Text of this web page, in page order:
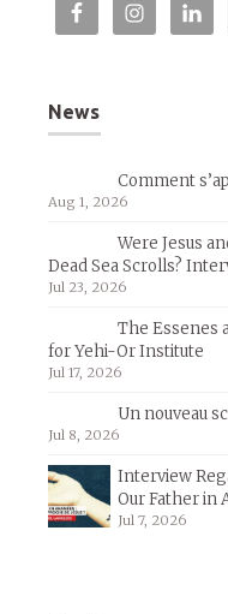
News
Comment
Aug 1, 2026
Were Jesus
Dead Sea Scrolls?
Jul 23, 2026
The Essenes
for Yehi-Or Institute
Jul 17, 2026
Un nouveau
Jul 8, 2026
Interview
Our Father in
Jul 7, 2026